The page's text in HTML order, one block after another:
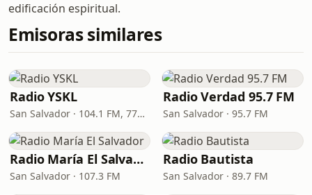
edificación espiritual.
Emisoras similares
Radio YSKL
San Salvador · 104.1 FM, 770 AM
Radio Verdad 95.7 FM
San Salvador · 95.7 FM
Radio María El Salvador
San Salvador · 107.3 FM
Radio Bautista
San Salvador · 89.7 FM